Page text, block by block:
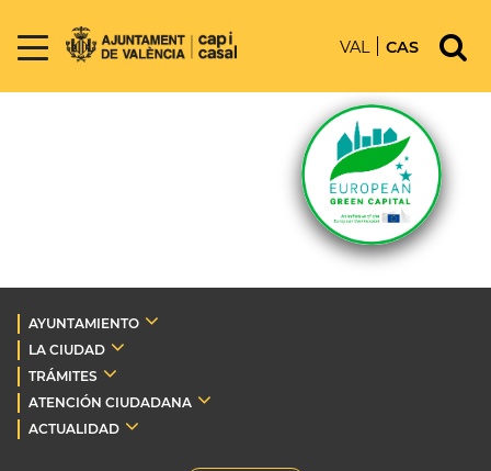
VAL CAS
AYUNTAMIENTO
LA CIUDAD
TRÁMITES
ATENCIÓN CIUDADANA
ACTUALIDAD